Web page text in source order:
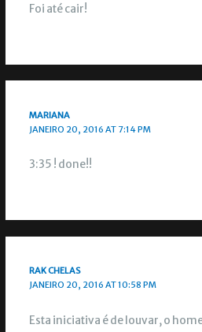
Foi até cair!
MARIANA
JANEIRO 20, 2016 AT 7:14 PM
3:35 ! done!!
RAK CHELAS
JANEIRO 20, 2016 AT 10:58 PM
Esta iniciativa é de louvar, o